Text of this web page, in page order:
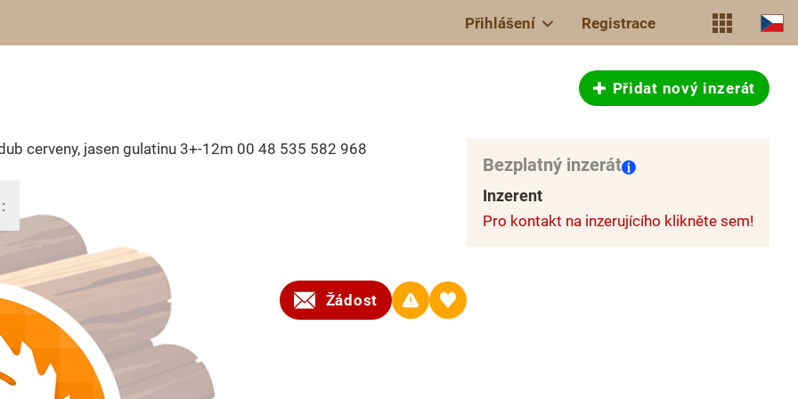
Přihlášení Registrace
Přidat nový inzerát
cerveny, jasen gulatinu 3+-12m 00 48 535 582 968
Žádost
Bezplatný inzerát
Inzerent
Pro kontakt na inzerujícího klikněte sem!